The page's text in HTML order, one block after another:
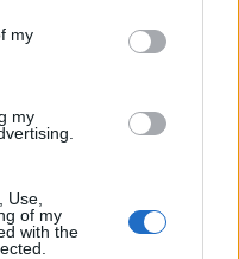
my
my
Use,
of my
with the